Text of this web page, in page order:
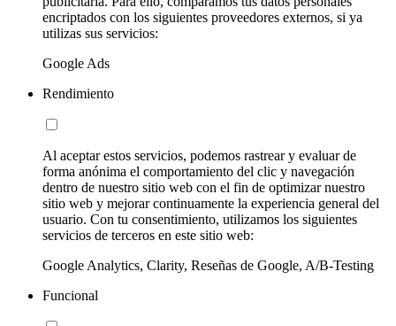
encriptados con los siguientes proveedores externos, si ya
utilizas sus servicios:
Google Ads
Rendimiento
Al aceptar estos servicios, podemos rastrear y evaluar de
forma anónima el comportamiento del clic y navegación
dentro de nuestro sitio web con el fin de optimizar nuestro
sitio web y mejorar continuamente la experiencia general del
usuario. Con tu consentimiento, utilizamos los siguientes
servicios de terceros en este sitio web:
Google Analytics, Clarity, Reseñas de Google, A/B-Testing
Funcional